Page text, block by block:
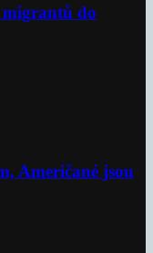
do
Američané jsou